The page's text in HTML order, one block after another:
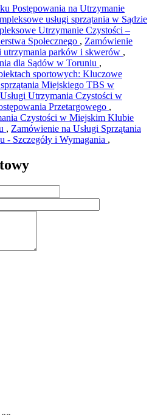
Postępowania na Utrzymanie
usługi sprzątania w Sądzie
Utrzymanie Czystości –
Społecznego , Zamówienie
utrzymania parków i skwerów ,
dla Sądów w Toruniu ,
sportowych: Kluczowe
sprzątania Miejskiego TBS w
Usługi Utrzymania Czystości w
Przetargowego ,
Czystości w Miejskim Klubie
, Zamówienie na Usługi Sprzątania
- Szczegóły i Wymagania ,
Blokowa 8, Warszawa